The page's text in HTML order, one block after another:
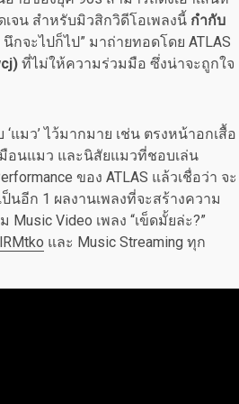
เจน สำหรับมิวสิกวิดีโอเพลงนี้ กำกับ
จะไปก็ไป” มาถ่ายทอดโดย ATLAS
ที่ไม่ให้ความร่วมมือ ซึ่งน่าจะถูกใจ
แมว’ ไว้มากมาย เช่น ตรงหน้าอกเสื้อ
มือนแมว และนิสัยแมวที่ชอบเล่น
ของ ATLAS แล้วเชื่อว่า จะ
ป็นอีก 1 ผลงานเพลงที่จะสร้างความ
Video เพลง “เข็ดมั้ยล่ะ?”
และ Music Streaming ทุก